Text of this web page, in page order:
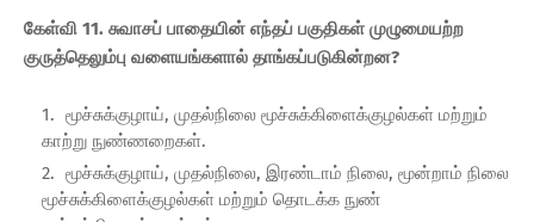
கேள்வி 11. சுவாசப் பாதையின் எந்தப் பகுதிகள் முழுமையற்ற
குருத்தெலும்பு வளையங்களால் தாங்கப்படுகின்றன?
மூச்சுக்குழாய், முதல்நிலை மூச்சுக்கிளைக்குழல்கள் மற்றும்
காற்று நுண்ணறைகள்.
மூச்சுக்குழாய், முதல்நிலை, இரண்டாம் நிலை, மூன்றாம் நிலை
மூச்சுக்கிளைக்குழல்கள் மற்றும் தொடக்க நுண்